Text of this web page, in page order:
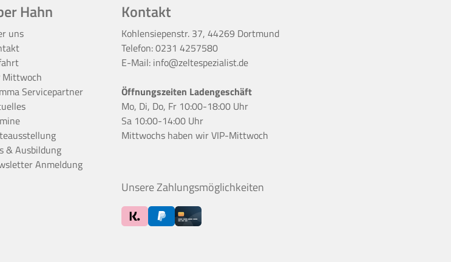
Hahn
uns
Mittwoch
Servicepartner
& Ausbildung
Anmeldung
Kontakt
Kohlensiepenstr. 37, 44269 Dortmund
Telefon:0231 4257580
E-Mail: info@zeltespezialist.de
Öffnungszeiten Ladengeschäft
Mo, Di, Do, Fr 10:00-18:00 Uhr
Sa 10:00-14:00 Uhr
Mittwochs haben wirVIP-Mittwoch
Unsere Zahlungsmöglichkeiten